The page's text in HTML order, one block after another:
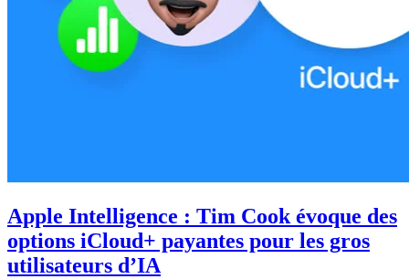
Apple Intelligence : Tim Cook évoque des
options iCloud+ payantes pour les gros
utilisateurs d’IA